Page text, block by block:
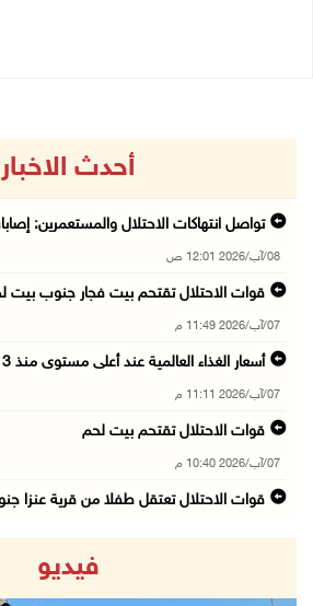
أحدث الاخبار
تواصل انتهاكات الاحتلال والمستعمرين:
08/آب/2026 12:01 ص
قوات الاحتلال تقتحم بيت فجار جنوب بيت
07/آب/2026 11:49 م
أسعار الغذاء العالمية عند أعلى مستوى منذ 3 سن ...
07/آب/2026 11:11 م
قوات الاحتلال تقتحم بيت لحم
07/آب/2026 10:40 م
قوات الاحتلال تعتقل طفلا من قرية عنزا
قوات الاحتلال تغلق مداخل يعبد جنوب غرب
07/آب/2026 10:15 م
فيديو